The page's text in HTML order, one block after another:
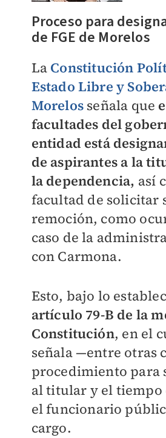
Proceso para
de FGE de Morelos
La Constitución
Estado Libre y
Morelosseñala que
facultades del
entidad está
de aspirantes a la
la dependencia, así
facultad de solicitar
remoción, como
caso de la
con Carmona.
Esto, bajo lo
artículo 79-B de la
Constitución, en el
señala —entre otras
procedimiento para
al titular y el tiempo
el funcionario
cargo.